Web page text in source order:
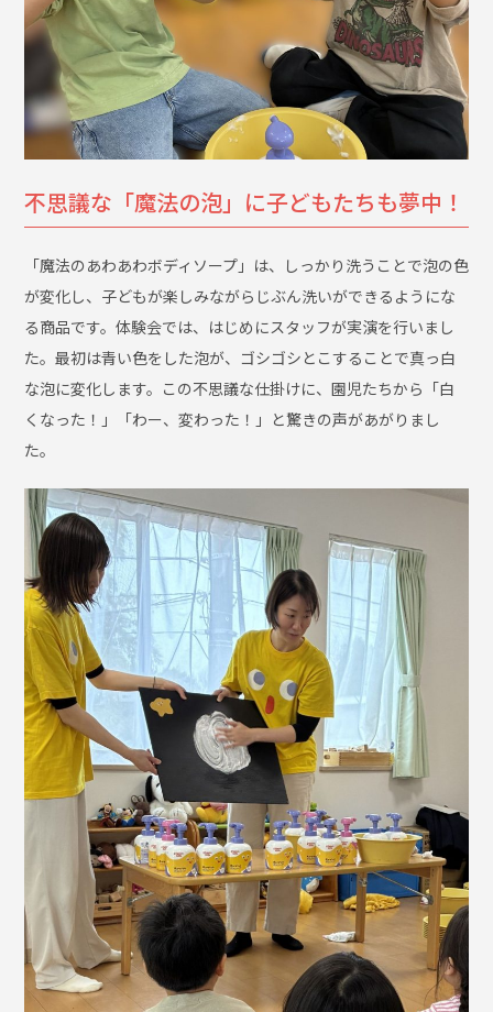
不思議な「魔法の泡」に子どもたちも夢中！
「魔法のあわあわボディソープ」は、しっかり洗うことで泡の色
が変化し、子どもが楽しみながらじぶん洗いができるようにな
る商品です。体験会では、はじめにスタッフが実演を行いまし
た。最初は青い色をした泡が、ゴシゴシとこすることで真っ白
な泡に変化します。この不思議な仕掛けに、園児たちから「白
くなった！」「わー、変わった！」と驚きの声があがりまし
た。